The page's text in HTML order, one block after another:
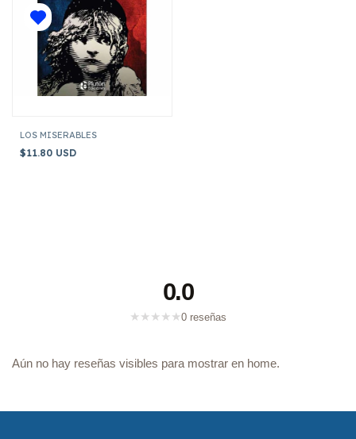
LOS MISERABLES
$11.80 USD
0.0
★ ★ ★ ★ ★0 reseñas
Aún no hay reseñas visibles para mostrar en home.